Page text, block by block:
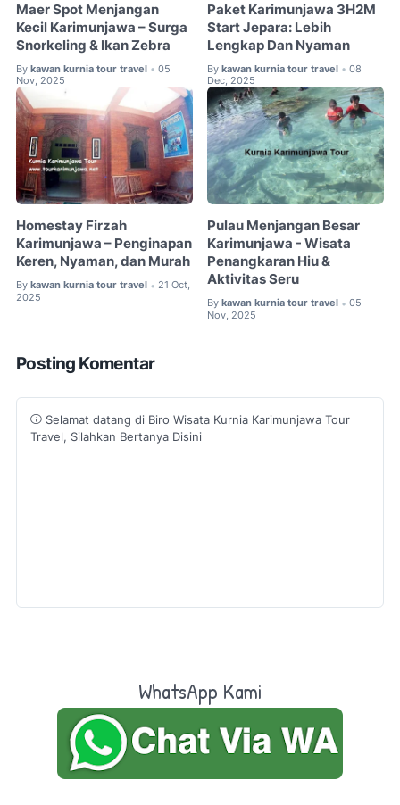
Maer Spot Menjangan
Kecil Karimunjawa – Surga
Snorkeling & Ikan Zebra
By kawan kurnia tour travel • 05
Nov, 2025
Paket Karimunjawa 3H2M
Start Jepara: Lebih
Lengkap Dan Nyaman
By kawan kurnia tour travel • 08
Dec, 2025
Homestay Firzah
Karimunjawa – Penginapan
Keren, Nyaman, dan Murah
By kawan kurnia tour travel • 21 Oct,
2025
Pulau Menjangan Besar
Karimunjawa - Wisata
Penangkaran Hiu &
Aktivitas Seru
By kawan kurnia tour travel • 05
Nov, 2025
Posting Komentar
Selamat datang di Biro Wisata Kurnia Karimunjawa Tour
Travel, Silahkan Bertanya Disini
WhatsApp Kami